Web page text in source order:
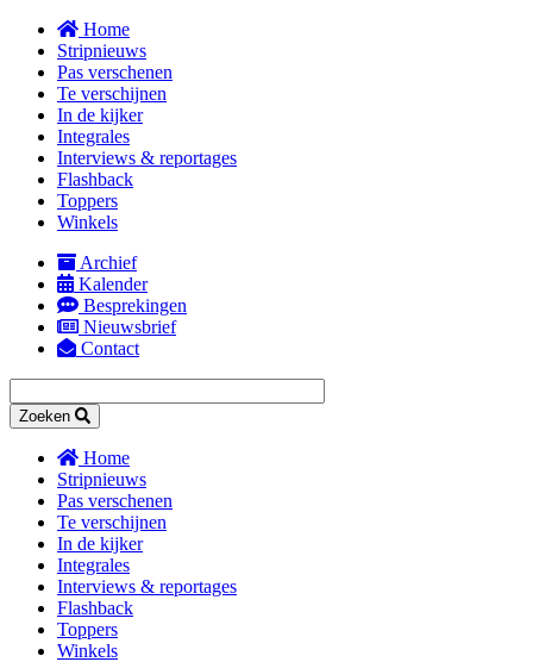
Overslaan
naar
inhoud
gaan
Home
Stripnieuws
Pas verschenen
Te verschijnen
In de kijker
Integrales
Interviews & reportages
Flashback
Toppers
Winkels
Secondary
navigation
Archief
Kalender
Besprekingen
Nieuwsbrief
Contact
Zoeken
Main
navigation
mobile
Home
Stripnieuws
Pas verschenen
Te verschijnen
In de kijker
Integrales
Interviews & reportages
Flashback
Toppers
Winkels